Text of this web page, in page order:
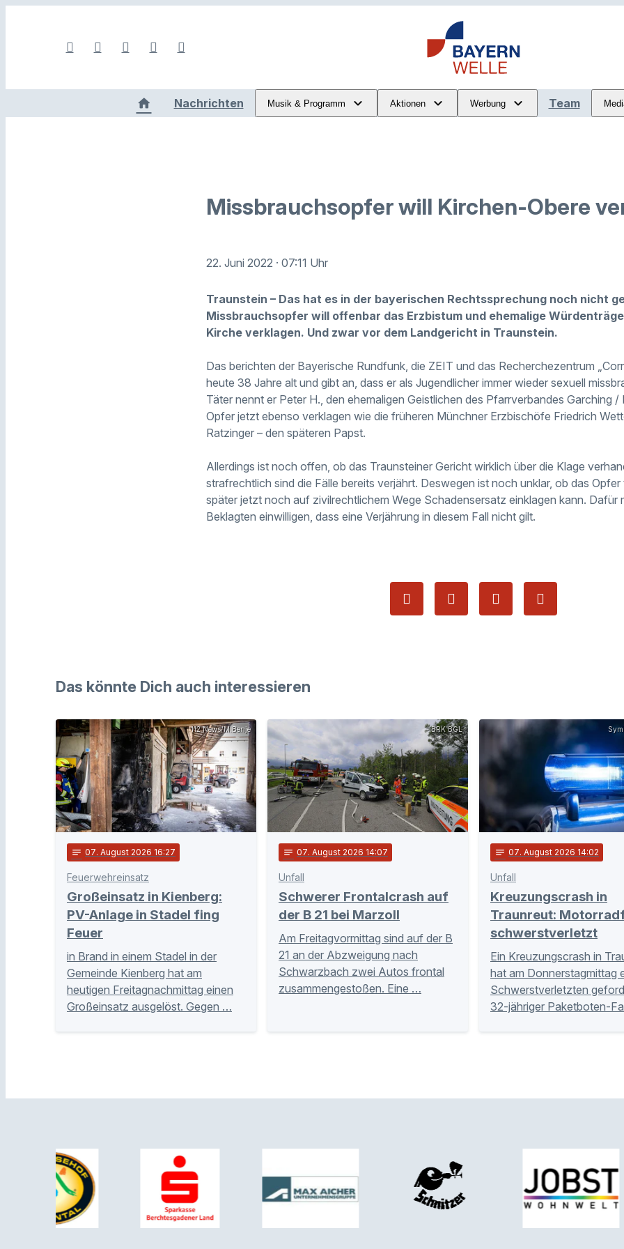
Nachrichten Musik & Programm Aktionen Werbung Team
Missbrauchsopfer will Kirchen-Obere
22. Juni 2022 · 07:11 Uhr
Traunstein – Das hat es in der bayerischen Rechtssprechung noch nicht
Missbrauchsopfer will offenbar das Erzbistum und ehemalige
Kirche verklagen. Und zwar vor dem Landgericht in Traunstein.
Das berichten der Bayerische Rundfunk, die ZEIT und das Recherchezentrum
heute 38 Jahre alt und gibt an, dass er als Jugendlicher immer wieder sexuell
Täter nennt er Peter H., den ehemaligen Geistlichen des Pfarrverbandes Garching /
Opfer jetzt ebenso verklagen wie die früheren Münchner Erzbischöfe Friedrich
Ratzinger – den späteren Papst.
Allerdings ist noch offen, ob das Traunsteiner Gericht wirklich über die Klage
strafrechtlich sind die Fälle bereits verjährt. Deswegen ist noch unklar, ob das
später jetzt noch auf zivilrechtlichem Wege Schadensersatz einklagen kann. Dafür
Beklagten einwilligen, dass eine Verjährung in diesem Fall nicht gilt.
Das könnte Dich auch interessieren
112 News/M.Benje
notes 07. August 2026 16:27
Feuerwehreinsatz
Großeinsatz in Kienberg:
PV-Anlage in Stadel fing
Feuer
in Brand in einem Stadel in der
Gemeinde Kienberg hat am
heutigen Freitagnachmittag einen
Großeinsatz ausgelöst. Gegen …
BRK BGL
notes 07. August 2026 14:07
Unfall
Schwerer Frontalcrash auf
der B 21 bei Marzoll
Am Freitagvormittag sind auf der B
21 an der Abzweigung nach
Schwarzbach zwei Autos frontal
zusammengestoßen. Eine …
notes 07. August 2026 14:02
Unfall
Kreuzungscrash in
Traunreut:
schwerstverletzt
Ein Kreuzungscrash in
hat am Donnerstagmittag
Schwerstverletzten
32-jähriger Paketboten-